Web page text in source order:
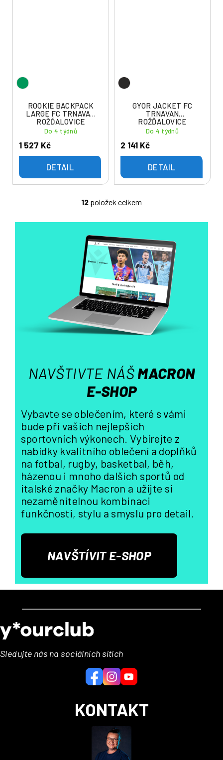
ROOKIE BACKPACK
LARGE FC TRNAVAN
ROŽĎALOVICE
Do 4 týdnů
1 527 Kč
DETAIL
GYOR JACKET FC
TRNAVAN
ROŽĎALOVICE
Do 4 týdnů
2 141 Kč
DETAIL
O
á
d
a
c
í
p
r
v
k
y
p
i
s
12 položek celkem
NAVŠTIVTE NÁŠMACRON
E-SHOP
Vybavte se oblečením, které s vámi
bude při vašich nejlepších
sportovních výkonech. Vybírejte z
nabídky kvalitního oblečení a doplňků
na fotbal, rugby, basketbal, běh,
házenou i mnoho dalších sportů od
italské značky Macron a užijte si
nezaměnitelnou kombinaci
funkčnosti, stylu a smyslu pro detail.
NAVŠTÍVIT E-SHOP
á
p
a
Sledujte nás na sociálních sítích
KONTAKT